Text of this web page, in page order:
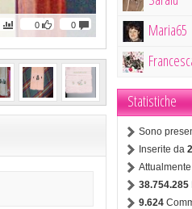
0
0 Maria65
Statistiche
Sono
Inserite da
38.754.285
9.624